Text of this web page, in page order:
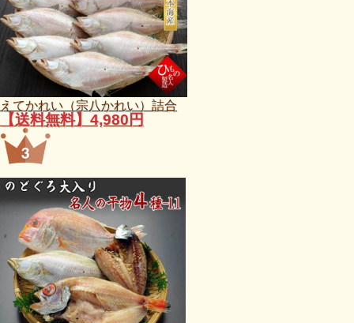
えてかれい（宗八かれい）詰合
【送料無料】4,980円